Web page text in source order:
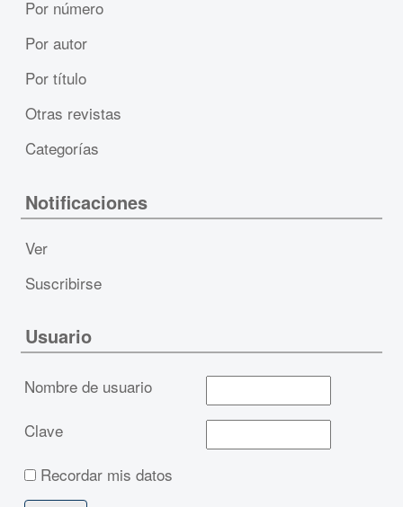
Por número
Por autor
Por título
Otras revistas
Categorías
Notificaciones
Ver
Suscribirse
Usuario
Nombre de usuario
Clave
Recordar mis datos